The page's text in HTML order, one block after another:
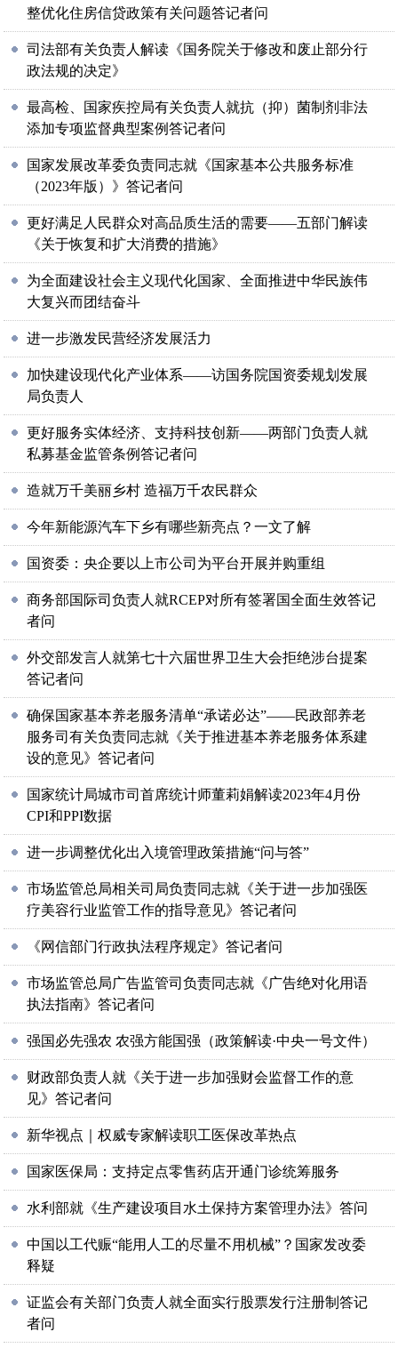
整优化住房信贷政策有关问题答记者问
司法部有关负责人解读《国务院关于修改和废止部分行
政法规的决定》
最高检、国家疾控局有关负责人就抗（抑）菌制剂非法
添加专项监督典型案例答记者问
国家发展改革委负责同志就《国家基本公共服务标准
（2023年版）》答记者问
更好满足人民群众对高品质生活的需要——五部门解读
《关于恢复和扩大消费的措施》
为全面建设社会主义现代化国家、全面推进中华民族伟
大复兴而团结奋斗
进一步激发民营经济发展活力
加快建设现代化产业体系——访国务院国资委规划发展
局负责人
更好服务实体经济、支持科技创新——两部门负责人就
私募基金监管条例答记者问
造就万千美丽乡村 造福万千农民群众
今年新能源汽车下乡有哪些新亮点？一文了解
国资委：央企要以上市公司为平台开展并购重组
商务部国际司负责人就RCEP对所有签署国全面生效答记
者问
外交部发言人就第七十六届世界卫生大会拒绝涉台提案
答记者问
确保国家基本养老服务清单“承诺必达”——民政部养老
服务司有关负责同志就《关于推进基本养老服务体系建
设的意见》答记者问
国家统计局城市司首席统计师董莉娟解读2023年4月份
CPI和PPI数据
进一步调整优化出入境管理政策措施“问与答”
市场监管总局相关司局负责同志就《关于进一步加强医
疗美容行业监管工作的指导意见》答记者问
《网信部门行政执法程序规定》答记者问
市场监管总局广告监管司负责同志就《广告绝对化用语
执法指南》答记者问
强国必先强农 农强方能国强（政策解读·中央一号文件）
财政部负责人就《关于进一步加强财会监督工作的意
见》答记者问
新华视点｜权威专家解读职工医保改革热点
国家医保局：支持定点零售药店开通门诊统筹服务
水利部就《生产建设项目水土保持方案管理办法》答问
中国以工代赈“能用人工的尽量不用机械”？国家发改委
释疑
证监会有关部门负责人就全面实行股票发行注册制答记
者问